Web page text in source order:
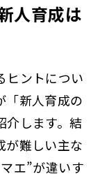
人育成は
ヒントについ
「新人育成の
介します。結
が難しい主な
エ”が違いす